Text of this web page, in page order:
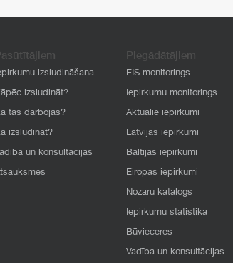
izsludināšana
izsludināt?
tas darbojas?
izsludināt?
un konsultācijas
Piegādātājiem
EIS monitorings
Iepirkumu monitorings
Aktuālie iepirkumi
Latvijas iepirkumi
Baltijas iepirkumi
Eiropas iepirkumi
Nozaru katalogs
Iepirkumu statistika
Būvieceres
Vadība un konsultācijas